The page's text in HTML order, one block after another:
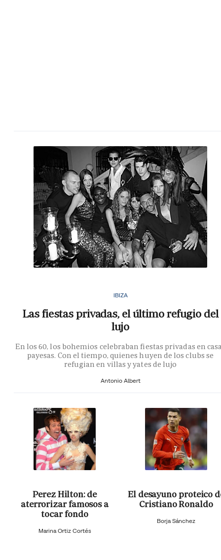
IBIZA
Las fiestas privadas, el último refugio del
lujo
En los 60, los bohemios celebraban fiestas privadas en
payesas. Con el tiempo, quienes huyen de los clubs se
refugian en villas y yates de lujo
Antonio Albert
Perez Hilton: de
aterrorizar famosos a
tocar fondo
Marina Ortiz Cortés
El desayuno proteico
Cristiano Ronaldo
Borja Sánchez